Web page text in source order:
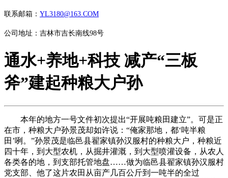
联系邮箱： YL3180@163.COM
公司地址：吉林市吉长南线98号
通水+养地+科技 减产“三板
斧”建起种粮大户孙
本年的地方一号文件初次提出“开展吨粮田建立”。可是正
在市，种粮大户孙景茂却如许说：“俺家那地，都‘吨半粮
田’咧。”孙景茂是临邑县翟家镇孙汉服村的种粮大户，种粮近
四十年，到大型农机，从掘井灌溉，到大型喷灌设备，从农人
各类各的地，到支部托管地盘……做为临邑县翟家镇孙汉服村
党支部、他了这片农田从亩产几百公斤到一吨半的全过